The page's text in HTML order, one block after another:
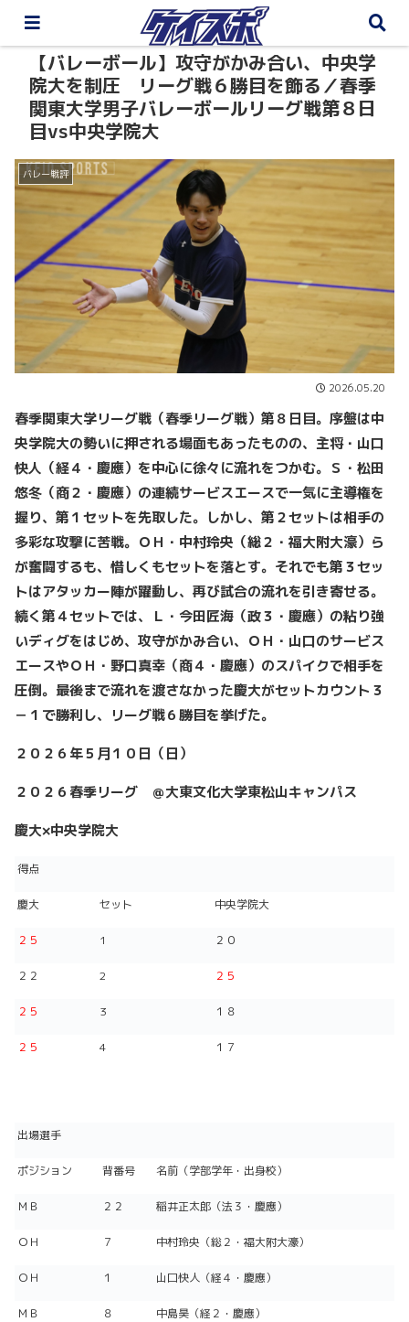
【バレーボール】攻守がかみ合い、中央学
院大を制圧 リーグ戦６勝目を飾る／春季
関東大学男子バレーボールリーグ戦第８日
目vs中央学院大
バレー戦評
2026.05.20
春季関東大学リーグ戦（春季リーグ戦）第８日目。序盤は中
央学院大の勢いに押される場面もあったものの、主将・山口
快人（経４・慶應）を中心に徐々に流れをつかむ。Ｓ・松田
悠冬（商２・慶應）の連続サービスエースで一気に主導権を
握り、第１セットを先取した。しかし、第２セットは相手の
多彩な攻撃に苦戦。ＯＨ・中村玲央（総２・福大附大濠）ら
が奮闘するも、惜しくもセットを落とす。それでも第３セッ
トはアタッカー陣が躍動し、再び試合の流れを引き寄せる。
続く第４セットでは、Ｌ・今田匠海（政３・慶應）の粘り強
いディグをはじめ、攻守がかみ合い、ＯＨ・山口のサービス
エースやＯＨ・野口真幸（商４・慶應）のスパイクで相手を
圧倒。最後まで流れを渡さなかった慶大がセットカウント３
－１で勝利し、リーグ戦６勝目を挙げた。
２０２６年５月１０日（日）
２０２６春季リーグ ＠大東文化大学東松山キャンパス
慶大×中央学院大
得点
慶大 セット 中央学院大
２５ 1 ２０
２２ 2 ２５
２５ 3 １８
２５ 4 １７
出場選手
ポジション 背番号 名前（学部学年・出身校）
ＭＢ ２２ 稲井正太郎（法３・慶應）
ＯＨ ７ 中村玲央（総２・福大附大濠）
ＯＨ １ 山口快人（経４・慶應）
ＭＢ ８ 中島昊（経２・慶應）